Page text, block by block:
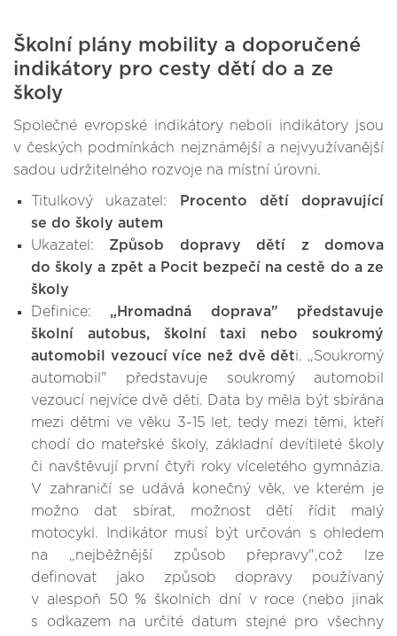
Školní plány mobility a doporučené
indikátory pro cesty dětí do a ze
školy
Společné evropské indikátory neboli indikátory jsou
v českých podmínkách nejznámější a nejvyužívanější
sadou udržitelného rozvoje na místní úrovni.
Titulkový ukazatel:
Procento dětí dopravující
se do školy autem
Ukazatel: Způsob dopravy dětí z domova
do školy a zpět a Pocit bezpečí na cestě do a ze
školy
Definice: „Hromadná doprava" představuje
školní autobus, školní taxi nebo soukromý
automobil vezoucí více než dvě děti. „Soukromý
automobil" představuje soukromý automobil
vezoucí nejvíce dvě děti. Data by měla být sbírána
mezi dětmi ve věku 3-15 let, tedy mezi těmi, kteří
chodí do mateřské školy, základní devítileté školy
či navštěvují první čtyři roky víceletého gymnázia.
V zahraničí se udává konečný věk, ve kterém je
možno dat sbírat, možnost dětí řídit malý
motocykl. Indikátor musí být určován s ohledem
na „nejběžnější způsob přepravy",což lze
definovat jako způsob dopravy používaný
v alespoň 50 % školních dní v roce (nebo jinak
s odkazem na určité datum stejné pro všechny